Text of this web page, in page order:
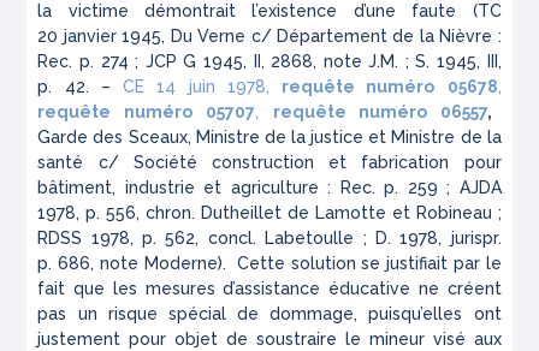
la victime démontrait l’existence d’une faute (TC
20 janvier 1945, Du Verne c/ Département de la Nièvre :
Rec. p. 274 ; JCP G 1945, II, 2868, note J.M. ; S. 1945, III,
p. 42. –CE 14 juin 1978, requête numéro 05678,
requête numéro
05707, requête numéro 06557,
Garde des Sceaux, Ministre de la justice et Ministre de la
santé c/ Société construction et fabrication pour
bâtiment, industrie et agriculture : Rec. p. 259 ; AJDA
1978, p. 556, chron. Dutheillet de Lamotte et Robineau ;
RDSS 1978, p. 562, concl. Labetoulle ; D. 1978, jurispr.
p. 686, note Moderne). Cette solution se justifiait par le
fait que les mesures d’assistance éducative ne créent
pas un risque spécial de dommage, puisqu’elles ont
justement pour objet de soustraire le mineur visé aux